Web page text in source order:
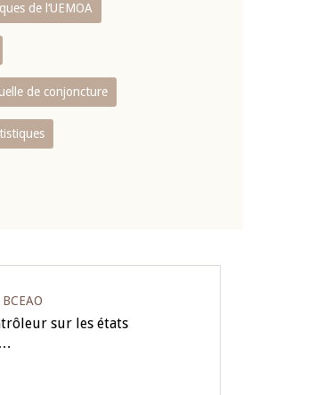
de l‘UEMOA
de conjoncture
sur les états